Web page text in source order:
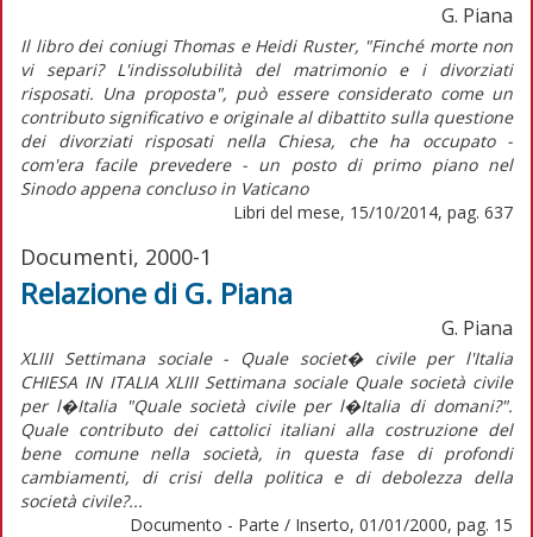
G. Piana
Il libro dei coniugi Thomas e Heidi Ruster, "Finché morte non
vi separi? L'indissolubilità del matrimonio e i divorziati
risposati. Una proposta", può essere considerato come un
contributo significativo e originale al dibattito sulla questione
dei divorziati risposati nella Chiesa, che ha occupato -
com'era facile prevedere - un posto di primo piano nel
Sinodo appena concluso in Vaticano
Libri del mese, 15/10/2014, pag. 637
Documenti, 2000-1
Relazione di G. Piana
G. Piana
XLIII Settimana sociale - Quale societ� civile per l'Italia
CHIESA IN ITALIA XLIII Settimana sociale Quale società civile
per l�Italia "Quale società civile per l�Italia di domani?".
Quale contributo dei cattolici italiani alla costruzione del
bene comune nella società, in questa fase di profondi
cambiamenti, di crisi della politica e di debolezza della
società civile?...
Documento - Parte / Inserto, 01/01/2000, pag. 15